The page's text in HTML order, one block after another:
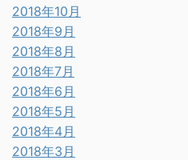
2018年10月
2018年9月
2018年8月
2018年7月
2018年6月
2018年5月
2018年4月
2018年3月